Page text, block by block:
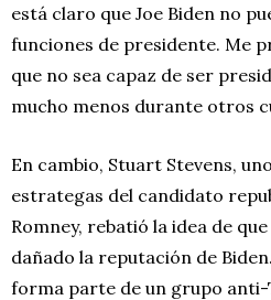
está claro que Joe Biden no
funciones de presidente. Me
que no sea capaz de ser
mucho menos durante otros
En cambio, Stuart Stevens,
estrategas del candidato
Romney, rebatió la idea de
dañado la reputación de
forma parte de un grupo